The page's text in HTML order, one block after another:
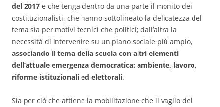
del 2017 e che tenga dentro da una parte il monito dei
costituzionalisti, che hanno sottolineato la delicatezza del
tema sia per motivi tecnici che politici; dall’altra la
necessità di intervenire su un piano sociale più ampio,
associando il tema della scuola con altri elementi
dell’attuale emergenza democratica: ambiente, lavoro,
riforme istituzionali ed elettorali.
Sia per ciò che attiene la mobilitazione che il vaglio del